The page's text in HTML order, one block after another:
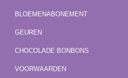
BLOEMENABONEMENT
GEUREN
CHOCOLADE BONBONS
VOORWAARDEN